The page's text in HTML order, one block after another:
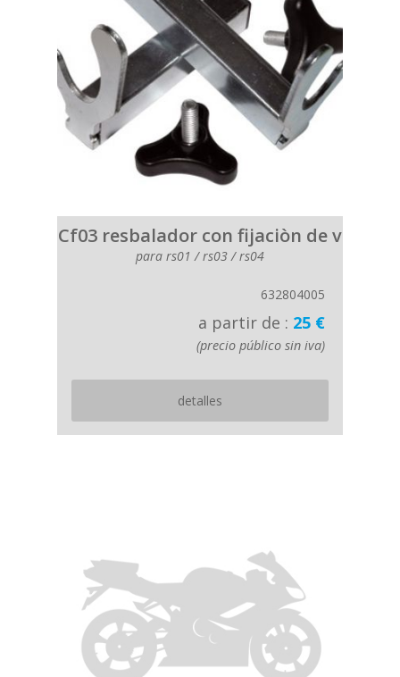
Cf03 resbalador con fijaciòn de v
para rs01 / rs03 / rs04
632804005
a partir de : 25 €
(precio público sin iva)
detalles